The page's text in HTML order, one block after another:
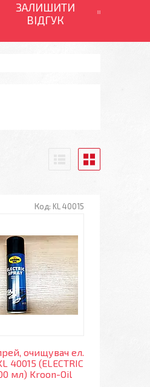
ЗАЛИШИТИ
ВІДГУК
KL 40015
очищувач ел.
40015 (ELECTRIC
мл) Kroon-Oil